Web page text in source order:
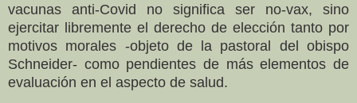
vacunas anti-Covid no significa ser no-vax, sino
ejercitar libremente el derecho de elección tanto por
motivos morales -objeto de la pastoral del obispo
Schneider- como pendientes de más elementos de
evaluación en el aspecto de salud.